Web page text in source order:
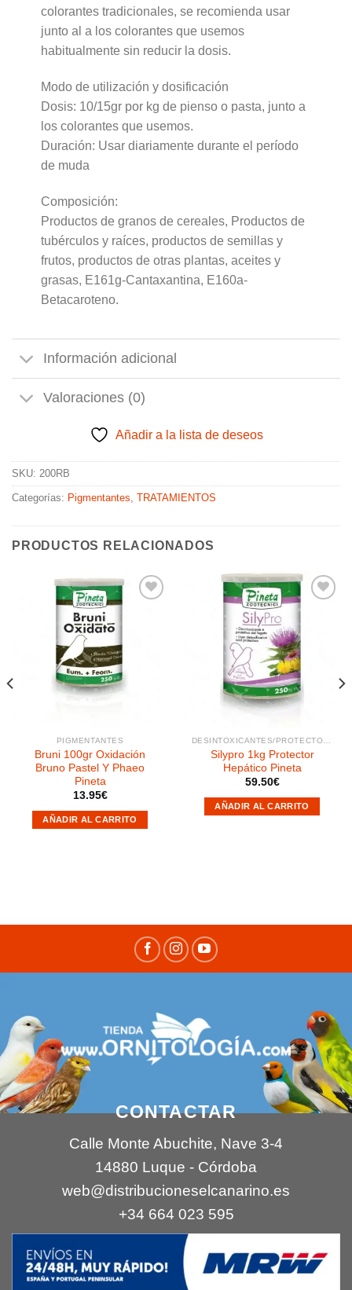
colorantes tradicionales, se recomienda usar
junto al a los colorantes que usemos
habitualmente sin reducir la dosis.
Modo de utilización y dosificación
Dosis: 10/15gr por kg de pienso o pasta, junto a
los colorantes que usemos.
Duración: Usar diariamente durante el período
de muda
Composición:
Productos de granos de cereales, Productos de
tubérculos y raíces, productos de semillas y
frutos, productos de otras plantas, aceites y
grasas, E161g-Cantaxantina, E160a-
Betacaroteno.
Información adicional
Valoraciones (0)
Añadir a la lista de deseos
SKU: 200RB
Categorías: Pigmentantes TRATAMIENTOS
PRODUCTOS RELACIONADOS
PIGMENTANTES
Bruni 100gr Oxidación
Bruno Pastel Y Phaeo
Pineta
13.95€
AÑADIR AL CARRITO
DESINTOXICANTES/PROTECTOR HEPÁTICO
Silypro 1kg Protector
Hepático Pineta
59.50€
AÑADIR AL CARRITO
CONTACTAR
Calle Monte Abuchite, Nave 3-4
14880 Luque - Córdoba
web@distribucioneselcanarino.es
+34 664 023 595